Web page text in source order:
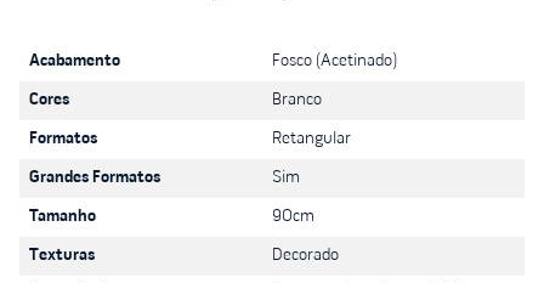
Acabamento Fosco (Acetinado)
Cores Branco
Formatos Retangular
Grandes Formatos Sim
Tamanho 90cm
Texturas Decorado